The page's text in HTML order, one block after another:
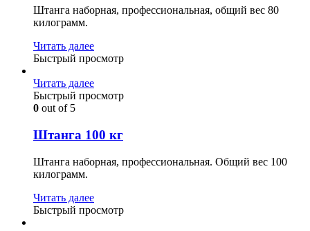
Штанга наборная, профессиональная, общий вес 80
килограмм.
Читать далее
Быстрый просмотр
Читать далее
Быстрый просмотр
0 out of 5
Штанга 100 кг
Штанга наборная, профессиональная. Общий вес 100
килограмм.
Читать далее
Быстрый просмотр